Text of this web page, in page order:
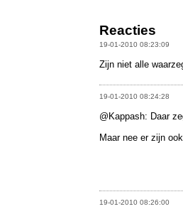
Reacties
19-01-2010 08:23:09
Zijn niet alle
19-01-2010 08:24:28
@Kappash: Daar
Maar nee er zijn
19-01-2010 08:26:00